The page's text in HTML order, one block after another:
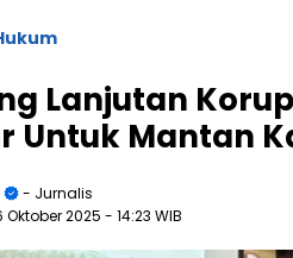
Lanjutan
Untuk Mantan
- Jurnalis
Oktober 2025 - 14:23 WIB